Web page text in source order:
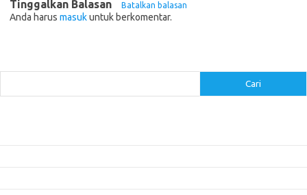
Tinggalkan Balasan Batalkan balasan
Anda harus masukuntuk berkomentar.
Cari